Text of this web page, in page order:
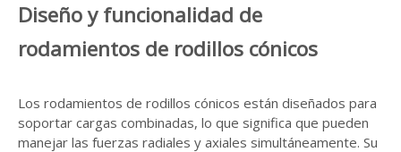
Diseño y funcionalidad de
rodamientos de rodillos cónicos
Los rodamientos de rodillos cónicos están diseñados para
soportar cargas combinadas, lo que significa que pueden
manejar las fuerzas radiales y axiales simultáneamente. Su